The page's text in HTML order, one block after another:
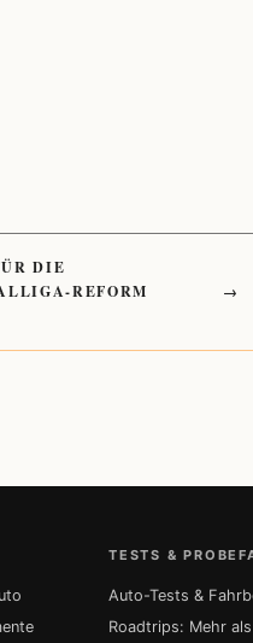
DIE
REFORM
→
TESTS &
Auto-Tests &
Roadtrips: Mehr